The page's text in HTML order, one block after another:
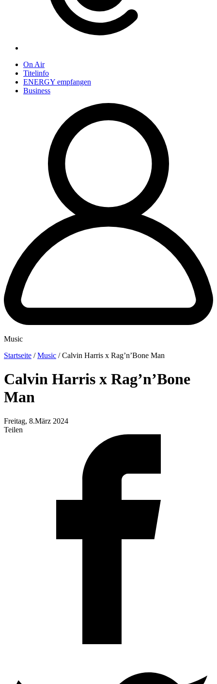
On Air
Titelinfo
ENERGY empfangen
Business
Music
Startseite /Music /Calvin Harris x Rag’n’Bone Man
Calvin Harris x Rag’n’Bone
Man
Freitag, 8.März 2024
Teilen